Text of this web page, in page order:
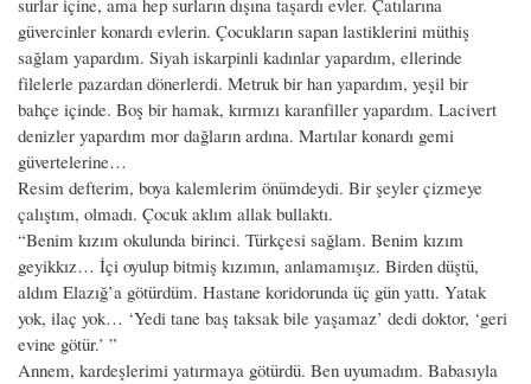
güvercinler konardı evlerin. Çocukların sapan lastiklerini müthiş
sağlam yapardım. Siyah iskarpinli kadınlar yapardım, ellerinde
filelerle pazardan dönerlerdi. Metruk bir han yapardım, yeşil bir
bahçe içinde. Boş bir hamak, kırmızı karanfiller yapardım. Lacivert
denizler yapardım mor dağların ardına. Martılar konardı gemi
güvertelerine…
Resim defterim, boya kalemlerim önümdeydi. Bir şeyler çizmeye
çalıştım, olmadı. Çocuk aklım allak bullaktı.
“Benim kızım okulunda birinci. Türkçesi sağlam. Benim kızım
geyikkız… İçi oyulup bitmiş kızımın, anlamamışız. Birden düştü,
aldım Elazığ’a götürdüm. Hastane koridorunda üç gün yattı. Yatak
yok, ilaç yok… ‘Yedi tane baş taksak bile yaşamaz’ dedi doktor, ‘geri
evine götür.’ ”
Annem, kardeşlerimi yatırmaya götürdü. Ben uyumadım. Babasıyla